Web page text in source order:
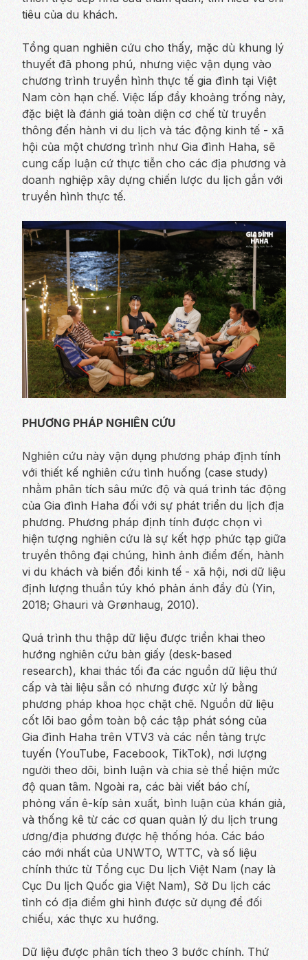
tiêu của du khách.
Tổng quan nghiên cứu cho thấy, mặc dù khung lý
thuyết đã phong phú, nhưng việc vận dụng vào
chương trình truyền hình thực tế gia đình tại Việt
Nam còn hạn chế. Việc lấp đầy khoảng trống này,
đặc biệt là đánh giá toàn diện cơ chế từ truyền
thông đến hành vi du lịch và tác động kinh tế - xã
hội của một chương trình như Gia đình Haha, sẽ
cung cấp luận cứ thực tiễn cho các địa phương và
doanh nghiệp xây dựng chiến lược du lịch gắn với
truyền hình thực tế.
PHƯƠNG PHÁP NGHIÊN CỨU
Nghiên cứu này vận dụng phương pháp định tính
với thiết kế nghiên cứu tình huống (case study)
nhằm phân tích sâu mức độ và quá trình tác động
của Gia đình Haha đối với sự phát triển du lịch địa
phương. Phương pháp định tính được chọn vì
hiện tượng nghiên cứu là sự kết hợp phức tạp giữa
truyền thông đại chúng, hình ảnh điểm đến, hành
vi du khách và biến đổi kinh tế - xã hội, nơi dữ liệu
định lượng thuần túy khó phản ánh đầy đủ (Yin,
2018; Ghauri và Grønhaug, 2010).
Quá trình thu thập dữ liệu được triển khai theo
hướng nghiên cứu bàn giấy (desk-based
research), khai thác tối đa các nguồn dữ liệu thứ
cấp và tài liệu sẵn có nhưng được xử lý bằng
phương pháp khoa học chặt chẽ. Nguồn dữ liệu
cốt lõi bao gồm toàn bộ các tập phát sóng của
Gia đình Haha trên VTV3 và các nền tảng trực
tuyến (YouTube, Facebook, TikTok), nơi lượng
người theo dõi, bình luận và chia sẻ thể hiện mức
độ quan tâm. Ngoài ra, các bài viết báo chí,
phỏng vấn ê-kíp sản xuất, bình luận của khán giả,
và thống kê từ các cơ quan quản lý du lịch trung
ương/địa phương được hệ thống hóa. Các báo
cáo mới nhất của UNWTO, WTTC, và số liệu
chính thức từ Tổng cục Du lịch Việt Nam (nay là
Cục Du lịch Quốc gia Việt Nam), Sở Du lịch các
tỉnh có địa điểm ghi hình được sử dụng để đối
chiếu, xác thực xu hướng.
Dữ liệu được phân tích theo 3 bước chính. Thứ